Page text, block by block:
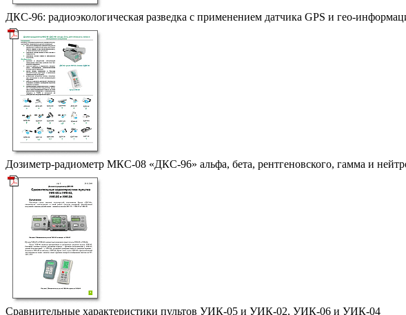
ДКС-96: радиоэкологическая разведка с применением датчика GPS и гео-
Дозиметр-радиометр МКС-08 «ДКС-96» альфа, бета, рентгеновского, гамма и
Сравнительные характеристики пультов УИК-05 и УИК-02, УИК-06 и УИК-04